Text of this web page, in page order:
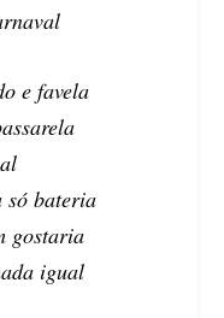
e favela
só bateria
gostaria
igual